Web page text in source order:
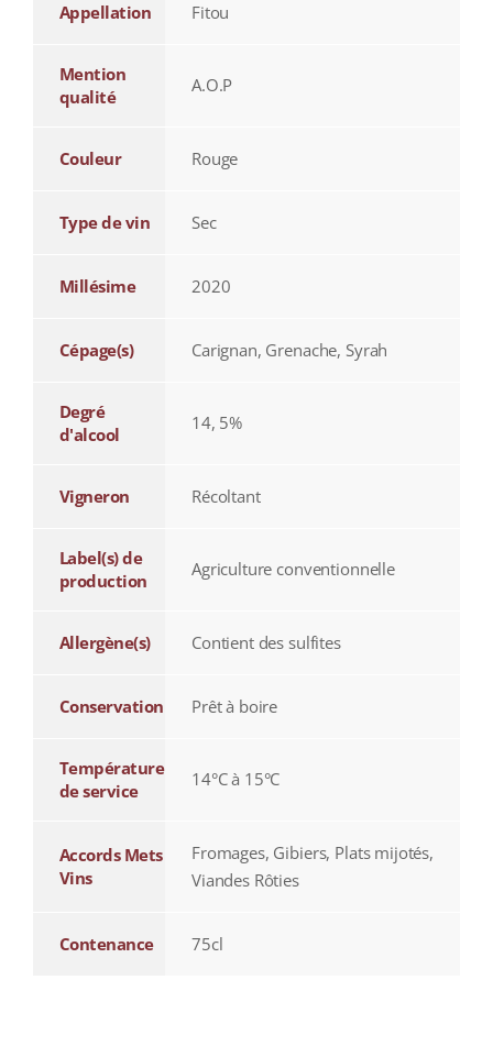
Appellation Fitou
Mention
qualité
A.O.P
Couleur Rouge
Type de vin Sec
Millésime 2020
Cépage(s) Carignan, Grenache, Syrah
Degré
d'alcool
14, 5%
Vigneron Récoltant
Label(s) de
production
Agriculture conventionnelle
Allergène(s) Contient des sulfites
Conservation Prêt à boire
Température
de service
14°C à 15°C
Accords Mets
Vins
Fromages, Gibiers, Plats mijotés,
Viandes Rôties
Contenance 75cl